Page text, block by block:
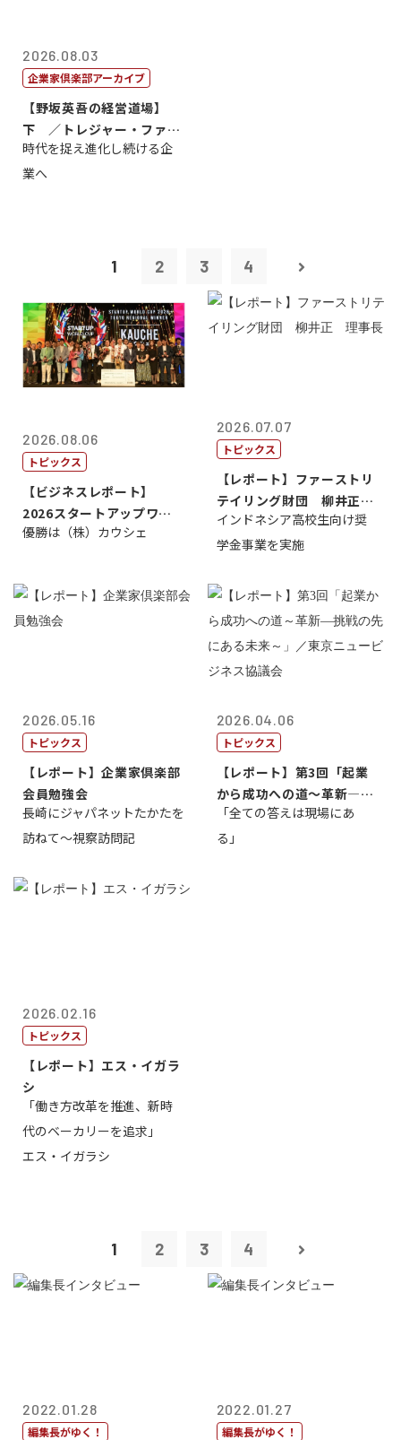
2026.08.03
企業家倶楽部アーカイブ
【野坂英吾の経営道場】
下 ／トレジャー・ファク
トリー社長野坂...
時代を捉え進化し続ける企
業へ
1 2 3 4
2026.08.06
トピックス
【ビジネスレポート】
2026スタートアップワー
ルドカップ東京
優勝は（株）カウシェ
2026.07.07
トピックス
【レポート】ファーストリ
テイリング財団 柳井正
理事長
インドネシア高校生向け奨
学金事業を実施
2026.05.16
トピックス
【レポート】企業家倶楽部
会員勉強会
長崎にジャパネットたかたを
訪ねて～視察訪問記
2026.04.06
トピックス
【レポート】第3回「起業
から成功への道～革新―挑
戦の先にある...
「全ての答えは現場にあ
る」
2026.02.16
トピックス
【レポート】エス・イガラ
シ
「働き方改革を推進、新時
代のベーカリーを追求」
エス・イガラシ
1 2 3 4
2022.01.28
編集長がゆく！
2022.01.27
編集長がゆく！